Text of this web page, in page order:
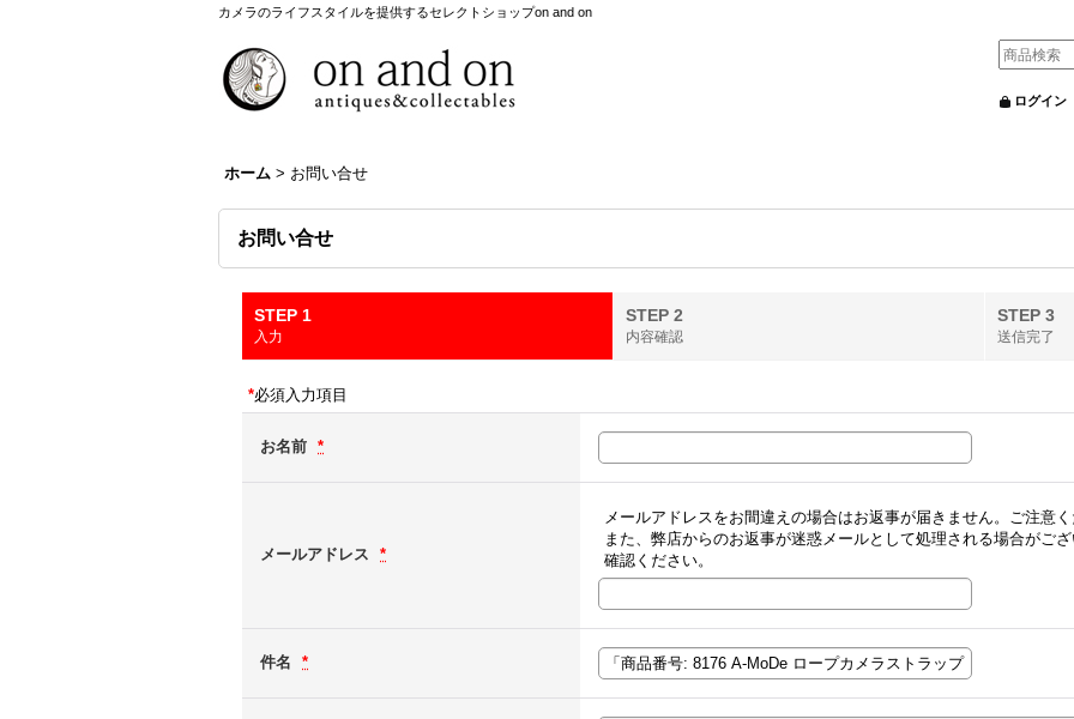
カメラのライフスタイルを提供するセレクトショップon and on
ログイン
ホーム > お問い合せ
お問い合せ
STEP 1
入力
STEP 2
内容確認
STEP 3
送信完了
*必須入力項目
お名前 *
メールアドレス *
メールアドレスをお間違えの場合はお返事が届きません。ご注意く
また、弊店からのお返事が迷惑メールとして処理される場合がご
確認ください。
件名 *